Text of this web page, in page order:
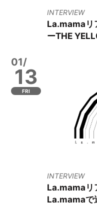
INTERVIEW
La.mamaリ
ーTHE
01/
13
FRI
INTERVIEW
La.mamaリ
La.mamaで